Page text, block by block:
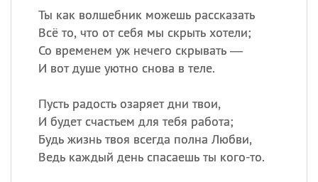
Ты как волшебник можешь рассказать
Всё то, что от себя мы скрыть хотели;
Со временем уж нечего скрывать —
И вот душе уютно снова в теле.
Пусть радость озаряет дни твои,
И будет счастьем для тебя работа;
Будь жизнь твоя всегда полна Любви,
Ведь каждый день спасаешь ты кого-то.